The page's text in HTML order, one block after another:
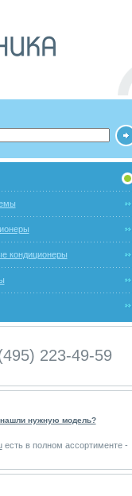
кондиционеры
223-49-59
нужную модель?
есть в полном ассортименте -